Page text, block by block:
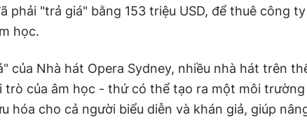
phải "trả giá" bằng 153 triệu USD, để thuê công
học.
của Nhà hát Opera Sydney, nhiều nhà hát trên
trò của âm học - thứ có thể tạo ra một môi
hóa cho cả người biểu diễn và khán giả, giúp